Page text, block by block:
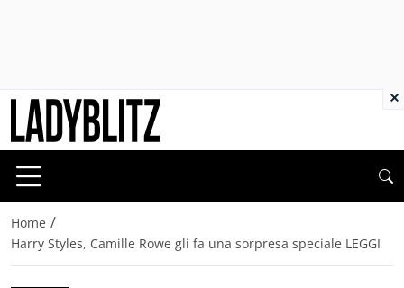
Home /
Harry Styles, Camille Rowe gli fa una sorpresa speciale LEGGI
×